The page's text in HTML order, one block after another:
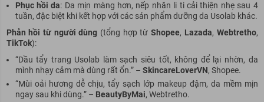
Phục hồi da: Da mịn màng hơn, nếp nhăn li ti cải thiện nhẹ sau 4
tuần, đặc biệt khi kết hợp với các sản phẩm dưỡng da Usolab khác.
Phản hồi từ người dùng (tổng hợp từShopee, Lazada, Webtretho,
TikTok):
“Dầu tẩy trang Usolab làm sạch siêu tốt, không để lại nhờn, da
mình nhạy cảm mà dùng rất ổn.” – SkincareLoverVN, Shopee.
“Mùi oải hương dễ chịu, tẩy sạch lớp makeup đậm, da mềm mịn
ngay sau khi dùng.” – BeautyByMai, Webtretho.